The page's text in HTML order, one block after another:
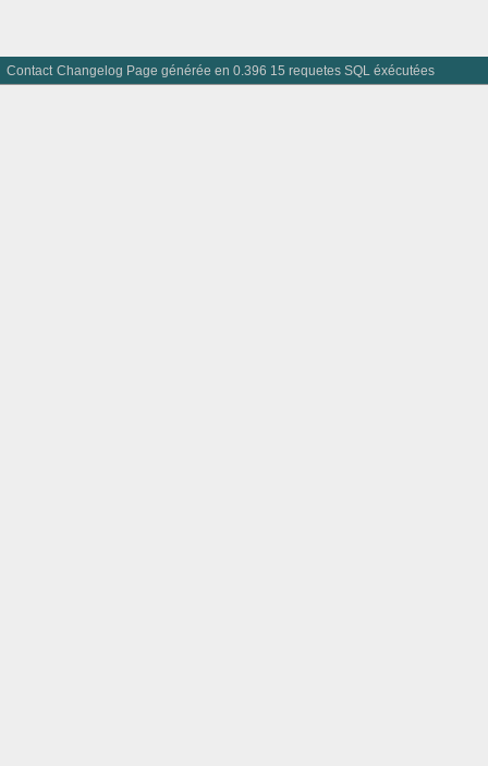
Contact Changelog Page générée en 0.396 15 requetes SQL éxécutées